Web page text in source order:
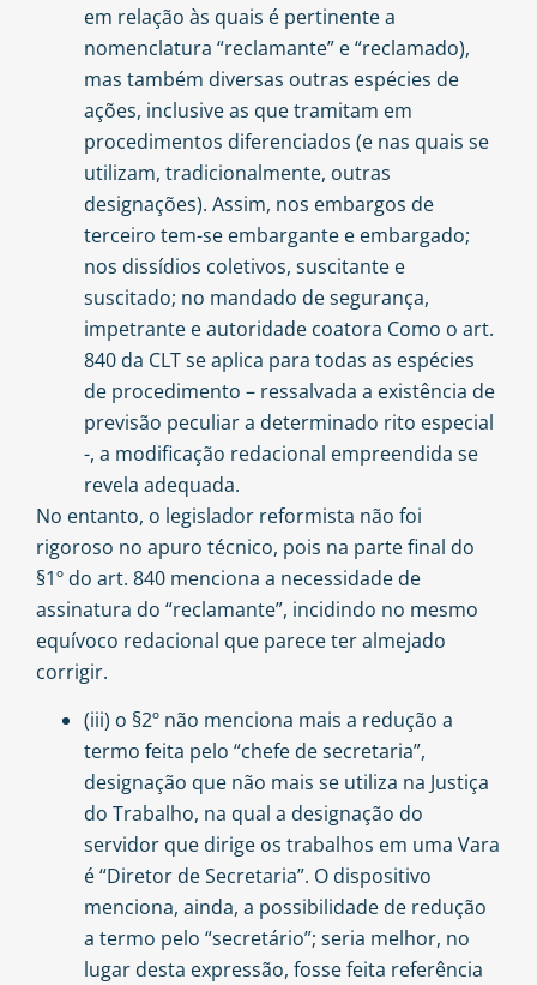
em relação às quais é pertinente a
nomenclatura “reclamante” e “reclamado),
mas também diversas outras espécies de
ações, inclusive as que tramitam em
procedimentos diferenciados (e nas quais se
utilizam, tradicionalmente, outras
designações). Assim, nos embargos de
terceiro tem-se embargante e embargado;
nos dissídios coletivos, suscitante e
suscitado; no mandado de segurança,
impetrante e autoridade coatora Como o art.
840 da CLT se aplica para todas as espécies
de procedimento – ressalvada a existência de
previsão peculiar a determinado rito especial
-, a modificação redacional empreendida se
revela adequada.
No entanto, o legislador reformista não foi
rigoroso no apuro técnico, pois na parte final do
§1º do art. 840 menciona a necessidade de
assinatura do “reclamante”, incidindo no mesmo
equívoco redacional que parece ter almejado
corrigir.
(iii) o §2º não menciona mais a redução a
termo feita pelo “chefe de secretaria”,
designação que não mais se utiliza na Justiça
do Trabalho, na qual a designação do
servidor que dirige os trabalhos em uma Vara
é “Diretor de Secretaria”. O dispositivo
menciona, ainda, a possibilidade de redução
a termo pelo “secretário”; seria melhor, no
lugar desta expressão, fosse feita referência